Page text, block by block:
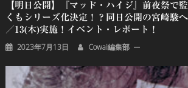
【明日公開】『マッド・ハイジ』前夜祭で
くもシリーズ化決定！？同日公開の宮崎駿
／13(木)実施！イベント・レポート！
2023年7月13日 Cowai編集部